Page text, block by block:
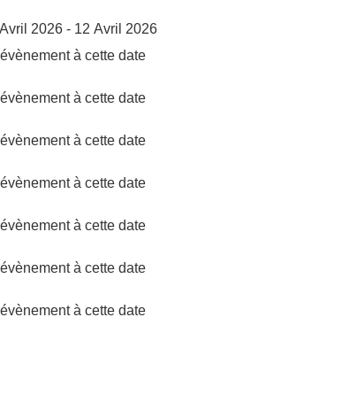
2026 - 12 Avril 2026
à cette date
à cette date
à cette date
à cette date
à cette date
à cette date
à cette date